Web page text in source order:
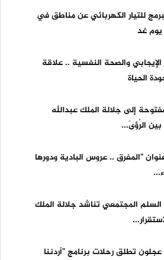
للتيار الكهربائي عن مناطق في
يوم غد
الإيجابي والصحة النفسية .. علاقة
الحياة
إلى جلالة الملك عبدالله
بين الرُؤىً...
"المفرق .. عروس البادية ودورها
المجتمعي تناشد جلالة الملك
تطلق رحلات برنامج "أردننا